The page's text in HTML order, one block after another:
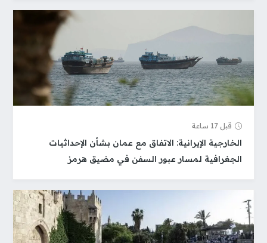
قبل 17 ساعة
الخارجية الإيرانية: الاتفاق مع عمان بشأن الإحداثيات
الجغرافية لمسار عبور السفن في مضيق هرمز